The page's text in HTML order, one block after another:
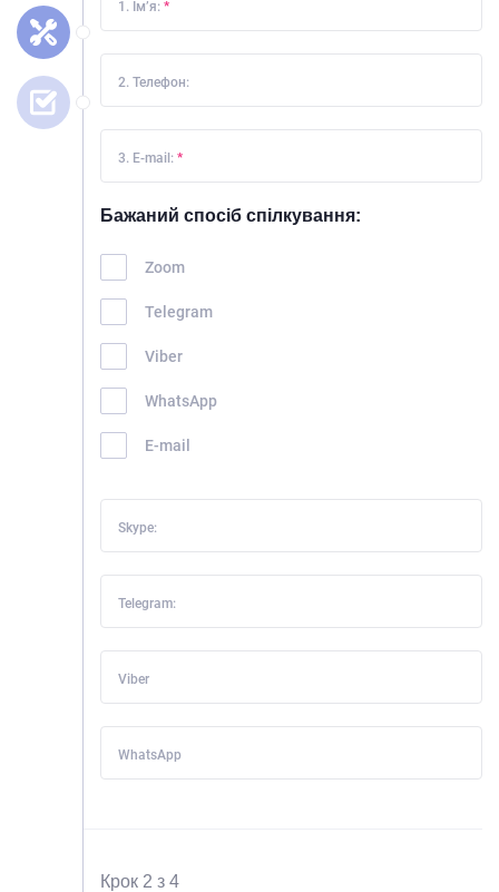
1. Ім’я: *
2. Телефон:
3. E-mail: *
Бажаний спосіб спілкування:
Zoom
Telegram
Viber
WhatsApp
E-mail
Skype:
Telegram:
Viber
WhatsApp
Крок 2 з 4